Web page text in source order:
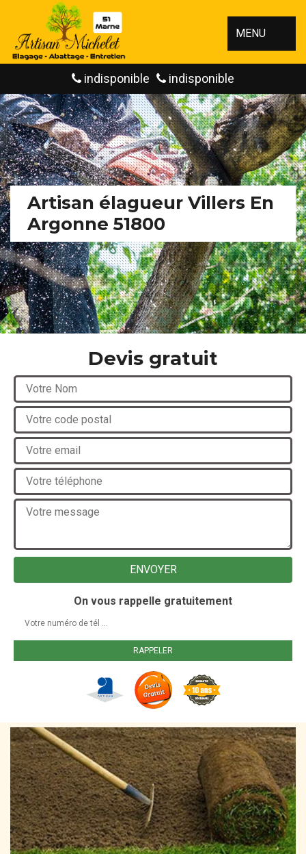
MENU
indisponible indisponible
Artisan élagueur Villers En
Argonne 51800
Devis gratuit
On vous rappelle gratuitement